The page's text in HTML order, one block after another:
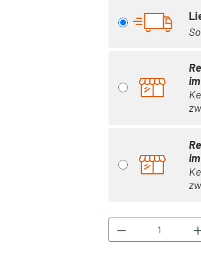
im
im
Produkt